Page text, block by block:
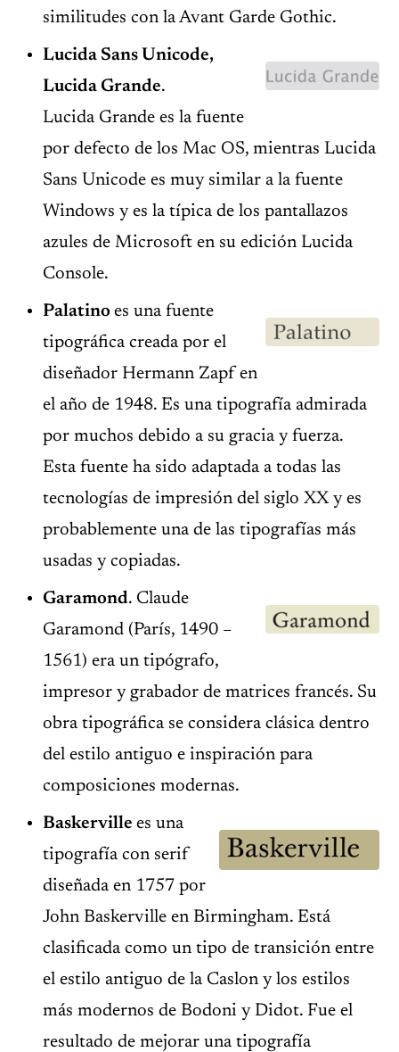
similitudes con la Avant Garde Gothic.
Lucida Sans Unicode,
Lucida Grande.
Lucida Grande es la fuente
por defecto de los Mac OS, mientras Lucida
Sans Unicode es muy similar a la fuente
Windows y es la típica de los pantallazos
azules de Microsoft en su edición Lucida
Console.
Palatino es una fuente
tipográfica creada por el
diseñador Hermann Zapf en
el año de 1948. Es una tipografía admirada
por muchos debido a su gracia y fuerza.
Esta fuente ha sido adaptada a todas las
tecnologías de impresión del siglo XX y es
probablemente una de las tipografías más
usadas y copiadas.
Garamond. Claude
Garamond (París, 1490 –
1561) era un tipógrafo,
impresor y grabador de matrices francés. Su
obra tipográfica se considera clásica dentro
del estilo antiguo e inspiración para
composiciones modernas.
Baskerville es una
tipografía con serif
diseñada en 1757 por
John Baskerville en Birmingham. Está
clasificada como un tipo de transición entre
el estilo antiguo de la Caslon y los estilos
más modernos de Bodoni y Didot. Fue el
resultado de mejorar una tipografía